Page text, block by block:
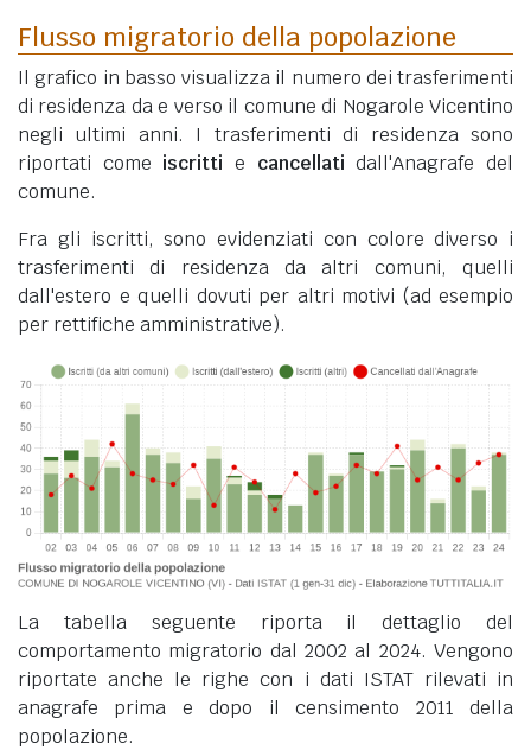
Flusso migratorio della popolazione
Il grafico in basso visualizza il numero dei trasferimenti
di residenza da e verso il comune di Nogarole Vicentino
negli ultimi anni. I trasferimenti di residenza sono
riportati come iscritti e cancellati dall'Anagrafe del
comune.
Fra gli iscritti, sono evidenziati con colore diverso i
trasferimenti di residenza da altri comuni, quelli
dall'estero e quelli dovuti per altri motivi (ad esempio
per rettifiche amministrative).
La tabella seguente riporta il dettaglio del
comportamento migratorio dal 2002 al 2024. Vengono
riportate anche le righe con i dati ISTAT rilevati in
anagrafe prima e dopo il censimento 2011 della
popolazione.